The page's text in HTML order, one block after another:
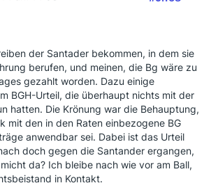
der Santader bekommen, in dem sie
berufen, und meinen, die Bg wäre zu
gezahlt worden. Dazu einige
BGH-Urteil, die überhaupt nichts mit der
hatten. Die Krönung war die Behauptung,
mit den in den Raten einbezogene BG
anwendbar sei. Dabei ist das Urteil
doch gegen die Santander ergangen,
da? Ich bleibe nach wie vor am Ball,
in Kontakt.